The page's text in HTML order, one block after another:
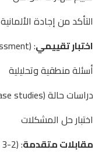
التأكد من إجادة الألمانية
اختبار تقييمي: (online assessment)
أسئلة منطقية وتحليلية
دراسات حالة (case studies)
اختبار حل المشكلات
مقابلات متقدمة: (2-3 جولات)